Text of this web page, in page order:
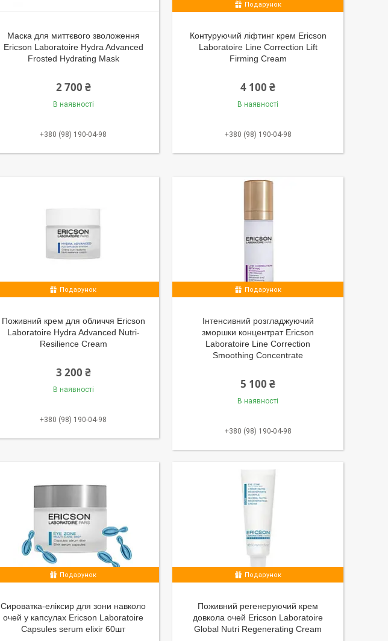
Маска для миттєвого зволоження
Ericson Laboratoire Hydra Advanced
Frosted Hydrating Mask
2 700 ₴
В наявності
+380 (98) 190-04-98
Подарунок
Контуруючий ліфтинг крем Ericson
Laboratoire Line Correction Lift
Firming Cream
4 100 ₴
В наявності
+380 (98) 190-04-98
Подарунок
Поживний крем для обличчя Ericson
Laboratoire Hydra Advanced Nutri-
Resilience Cream
3 200 ₴
В наявності
+380 (98) 190-04-98
Подарунок
Інтенсивний розгладжуючий
зморшки концентрат Ericson
Laboratoire Line Correction
Smoothing Concentrate
5 100 ₴
В наявності
+380 (98) 190-04-98
Подарунок
Сироватка-еліксир для зони навколо
очей у капсулах Ericson Laboratoire
Capsules serum elixir 60шт
Подарунок
Поживний регенеруючий крем
довкола очей Ericson Laboratoire
Global Nutri Regenerating Cream